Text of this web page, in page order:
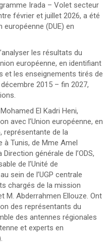
Irada – Volet secteur
février et juillet 2026, a été
européenne (DUE) en
les résultats du
européenne, en identifiant
et les enseignements tirés de
2015 – fin 2027,
El Kadri Heni,
avec l’Union européenne, en
représentante de la
à Tunis, de Mme Amel
générale de l’ODS,
de l’Unité de
sein de l’UGP centrale
chargés de la mission
M. Abderrahmen Ellouze. Ont
des représentants du
des antennes régionales
et experts en